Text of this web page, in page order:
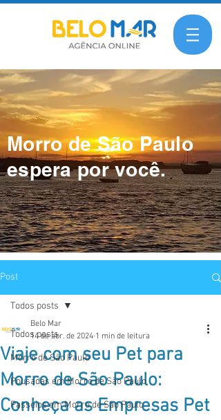
Morro de São Paulo
espera por você.
Post
Todos posts
Morro de São Paulo
Pousadas em Morro de São Paulo
Passeios em Morro de São Paulo
Todos posts
Viaje com seu Pet para
Morro de São Paulo:
Conheça as Empresas Pet
Belo Mar
14 de abr. de 2024 1 min de leitura